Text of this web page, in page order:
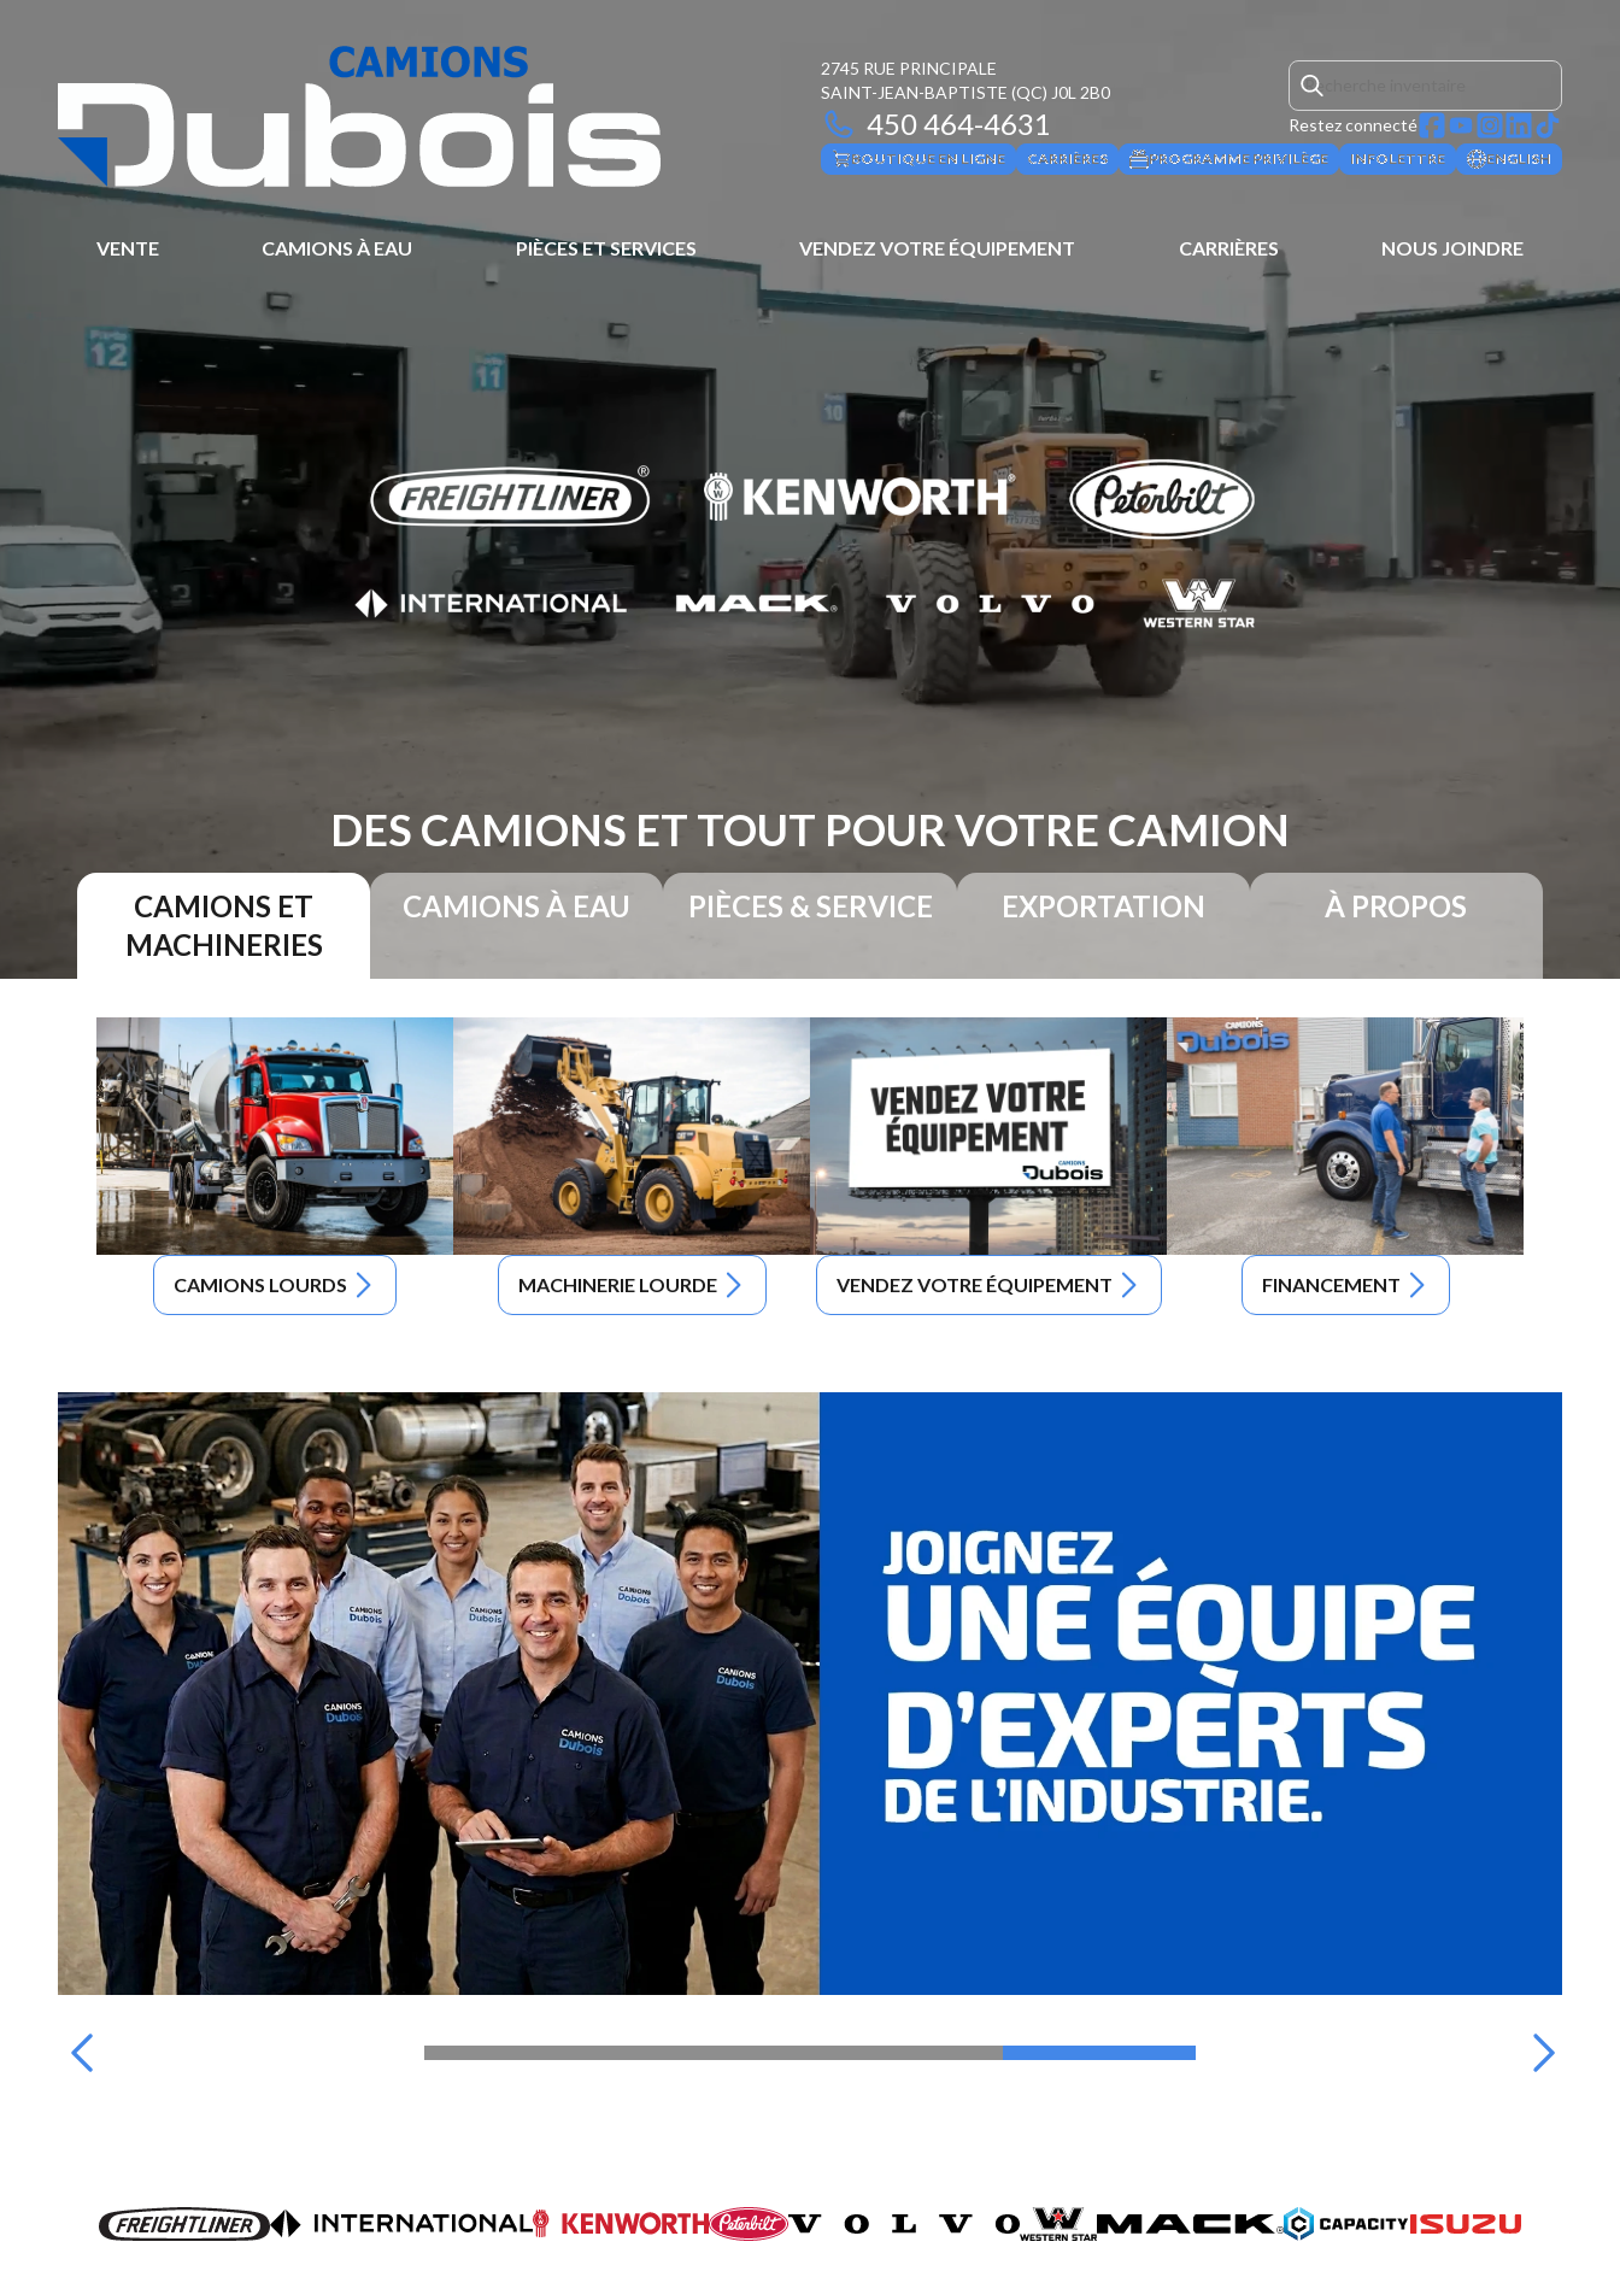
2745 RUE PRINCIPALE
SAINT-JEAN-BAPTISTE (QC) J0L 2B0
450 464-4631 Restez connecté
BOUTIQUE EN LIGNE CARRIÈRES PROGRAMME PRIVILÈGE INFOLETTRE ENGLISH
VENTE CAMIONS À EAU PIÈCES ET SERVICES VENDEZ VOTRE ÉQUIPEMENT CARRIÈRES NOUS JOINDRE
DES CAMIONS ET TOUT POUR VOTRE CAMION
CAMIONS ET
MACHINERIES
CAMIONS À EAU PIÈCES & SERVICE EXPORTATION À PROPOS
CAMIONS LOURDS MACHINERIE LOURDE VENDEZ VOTRE ÉQUIPEMENT FINANCEMENT